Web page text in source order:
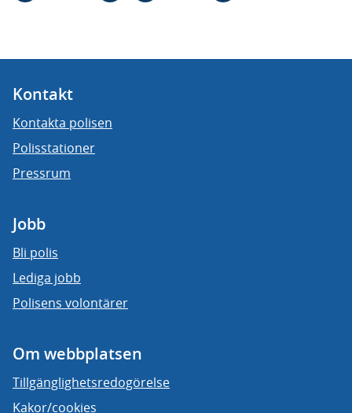
Kontakt
Kontakta polisen
Polisstationer
Pressrum
Jobb
Bli polis
Lediga jobb
Polisens volontärer
Om webbplatsen
Tillgänglighetsredogörelse
Kakor/cookies